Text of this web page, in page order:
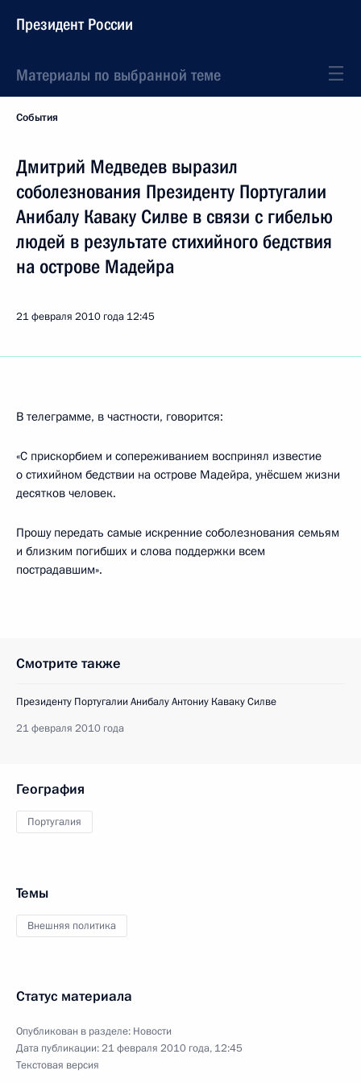
Президент России
Материалы по выбранной теме
События
Дмитрий Медведев выразил
соболезнования Президенту Португалии
Анибалу Каваку Силве в связи с гибелью
людей в результате стихийного бедствия
на острове Мадейра
21 февраля 2010 года 12:45
В телеграмме, в частности, говорится:
«С прискорбием и сопереживанием воспринял известие
о стихийном бедствии на острове Мадейра, унёсшем жизни
десятков человек.
Прошу передать самые искренние соболезнования семьям
и близким погибших и слова поддержки всем
пострадавшим».
Смотрите также
Президенту Португалии Анибалу Антониу Каваку Силве
21 февраля 2010 года
География
Португалия
Темы
Внешняя политика
Статус материала
Опубликован в разделе: Новости
Дата публикации:21 февраля 2010 года, 12:45
Текстовая версия